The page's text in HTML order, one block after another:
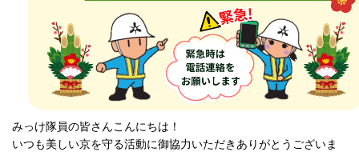
みっけ隊員の皆さんこんにちは！
いつも美しい京を守る活動に御協力いただきありがとうございま